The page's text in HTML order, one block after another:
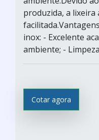
produzida, a lixeira
inox: - Excelente
ambiente; -
Cotar agora